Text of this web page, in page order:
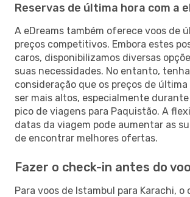
Reservas de última hora com a
A eDreams também oferece voos de
preços competitivos. Embora estes
caros, disponibilizamos diversas
suas necessidades. No entanto,
consideração que os preços de última
ser mais altos, especialmente
pico de viagens para Paquistão. A
datas da viagem pode aumentar as
de encontrar melhores ofertas.
Fazer o check-in antes do voo
Para voos de Istambul para Karachi,